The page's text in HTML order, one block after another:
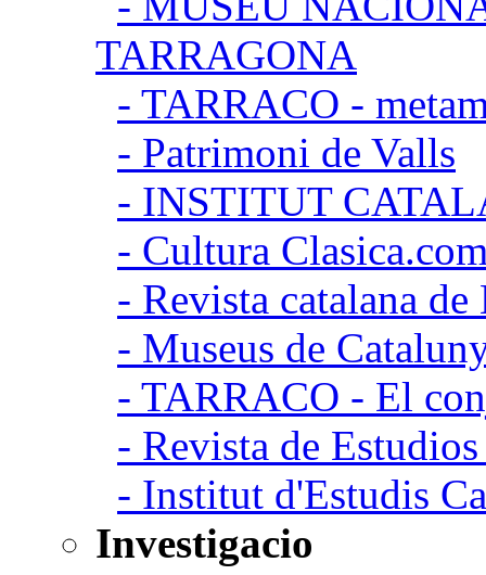
TARRAGONA
- TARRACO -
- Patrimoni de Valls
- INSTITUT
- Cultura
- Revista catalana
- Museus de
- TARRACO - El
- Revista de
- Institut d'Estudis
Investigacio